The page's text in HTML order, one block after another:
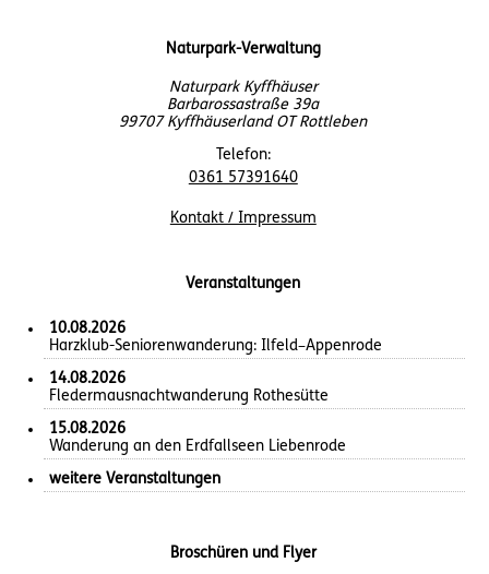
Naturpark-Verwaltung
Naturpark Kyffhäuser
Barbarossastraße 39a
99707 Kyffhäuserland OT Rottleben
Telefon:
0361 57391640
Kontakt / Impressum
Veranstaltungen
10.08.2026
Harzklub-Seniorenwanderung: Ilfeld–Appenrode
14.08.2026
Fledermausnachtwanderung Rothesütte
15.08.2026
Wanderung an den Erdfallseen Liebenrode
weitere Veranstaltungen
Broschüren und Flyer